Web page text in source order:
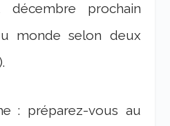
prochain
monde selon deux
: préparez-vous au